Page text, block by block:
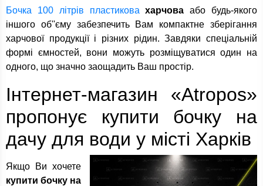
Бочка 100 літрів пластикова харчоваабо будь-якого
іншого об''єму забезпечить Вам компактне зберігання
харчової продукції і різних рідин. Завдяки спеціальній
формі ємностей, вони можуть розміщуватися один на
одного, що значно заощадить Ваш простір.
Інтернет-магазин «Atropos»
пропонує купити бочку на
дачу для води у місті Харків
Якщо Ви хочете
купити бочку на